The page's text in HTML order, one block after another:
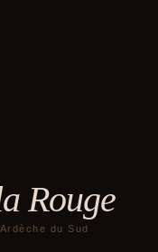
Rouge
du Sud